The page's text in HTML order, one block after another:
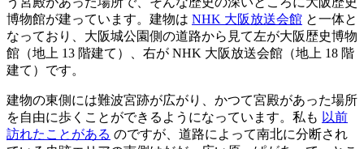
博物館が建っています。建物は NHK 大阪放送会館 と一体と
なっており、大阪城公園側の道路から見て左が大阪歴史博物
館（地上 13 階建て）、右が NHK 大阪放送会館（地上 18 階
建て）です。
建物の東側には難波宮跡が広がり、かつて宮殿があった場所
を自由に歩くことができるようになっています。私も 以前
訪れたことがある のですが、道路によって南北に分断され